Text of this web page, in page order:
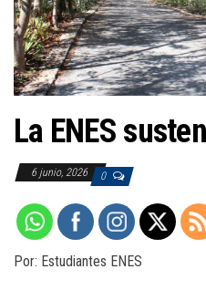
La ENES
6 junio, 2026 0
Por: Estudiantes ENES